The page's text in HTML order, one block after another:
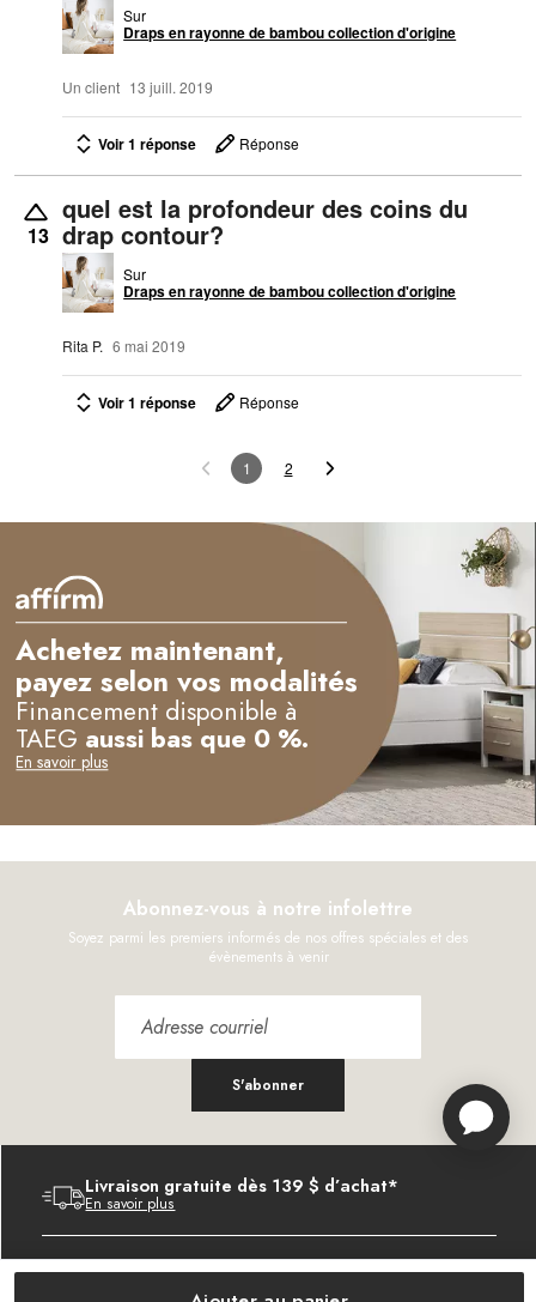
Sur
Draps en rayonne de bambou collection d'origine
Un client 13 juill. 2019
Voir 1 réponse Réponse
13
quel est la profondeur des coins du
drap contour?
Sur
Draps en rayonne de bambou collection d'origine
Rita P. 6 mai 2019
Voir 1 réponse Réponse
1 2
Achetez maintenant,
payez selon vos modalités
Financement disponible à
TAEG aussi bas que 0 %.
En savoir plus
Abonnez-vous à notre infolettre
Soyez parmi les premiers informés de nos offres spéciales et des
évènements à venir
S'abonner
Livraison gratuite dès 139 $ d’achat*
En savoir plus
Garantie du plus bas prix de 1 an